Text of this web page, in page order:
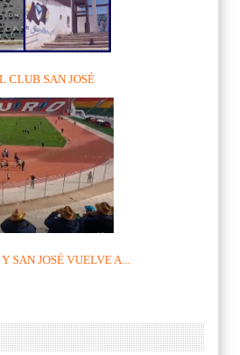
CLUB SAN JOSÉ
SAN JOSÉ VUELVE A...